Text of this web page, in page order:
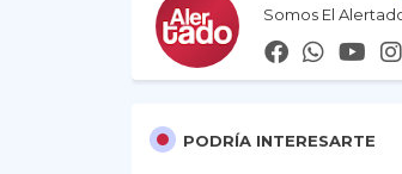
Somos El
PODRÍA INTERESARTE